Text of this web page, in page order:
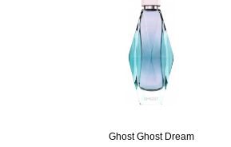
Ghost Ghost Dream